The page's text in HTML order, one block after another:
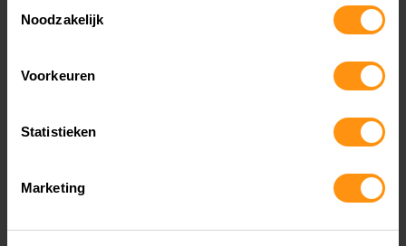
Noodzakelijk
Voorkeuren
Statistieken
Marketing
Voordelen
✅ Geschikt voor de meeste motoren en
✅ Ideale lengte van 4,6 meter voor flexibiliteit
✅ Veilige maximale stroomsterkte van 10A